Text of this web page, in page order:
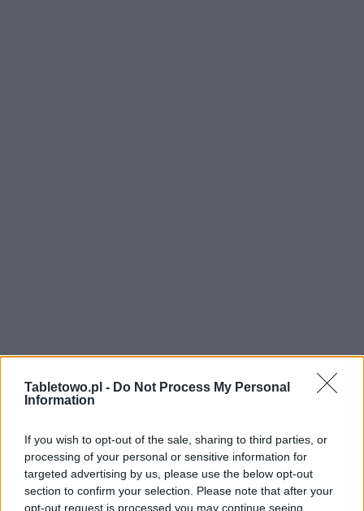
Tabletowo.pl - Do Not Process My Personal
Information
If you wish to opt-out of the sale, sharing to third parties, or
processing of your personal or sensitive information for
targeted advertising by us, please use the below opt-out
section to confirm your selection. Please note that after your
opt-out request is processed you may continue seeing